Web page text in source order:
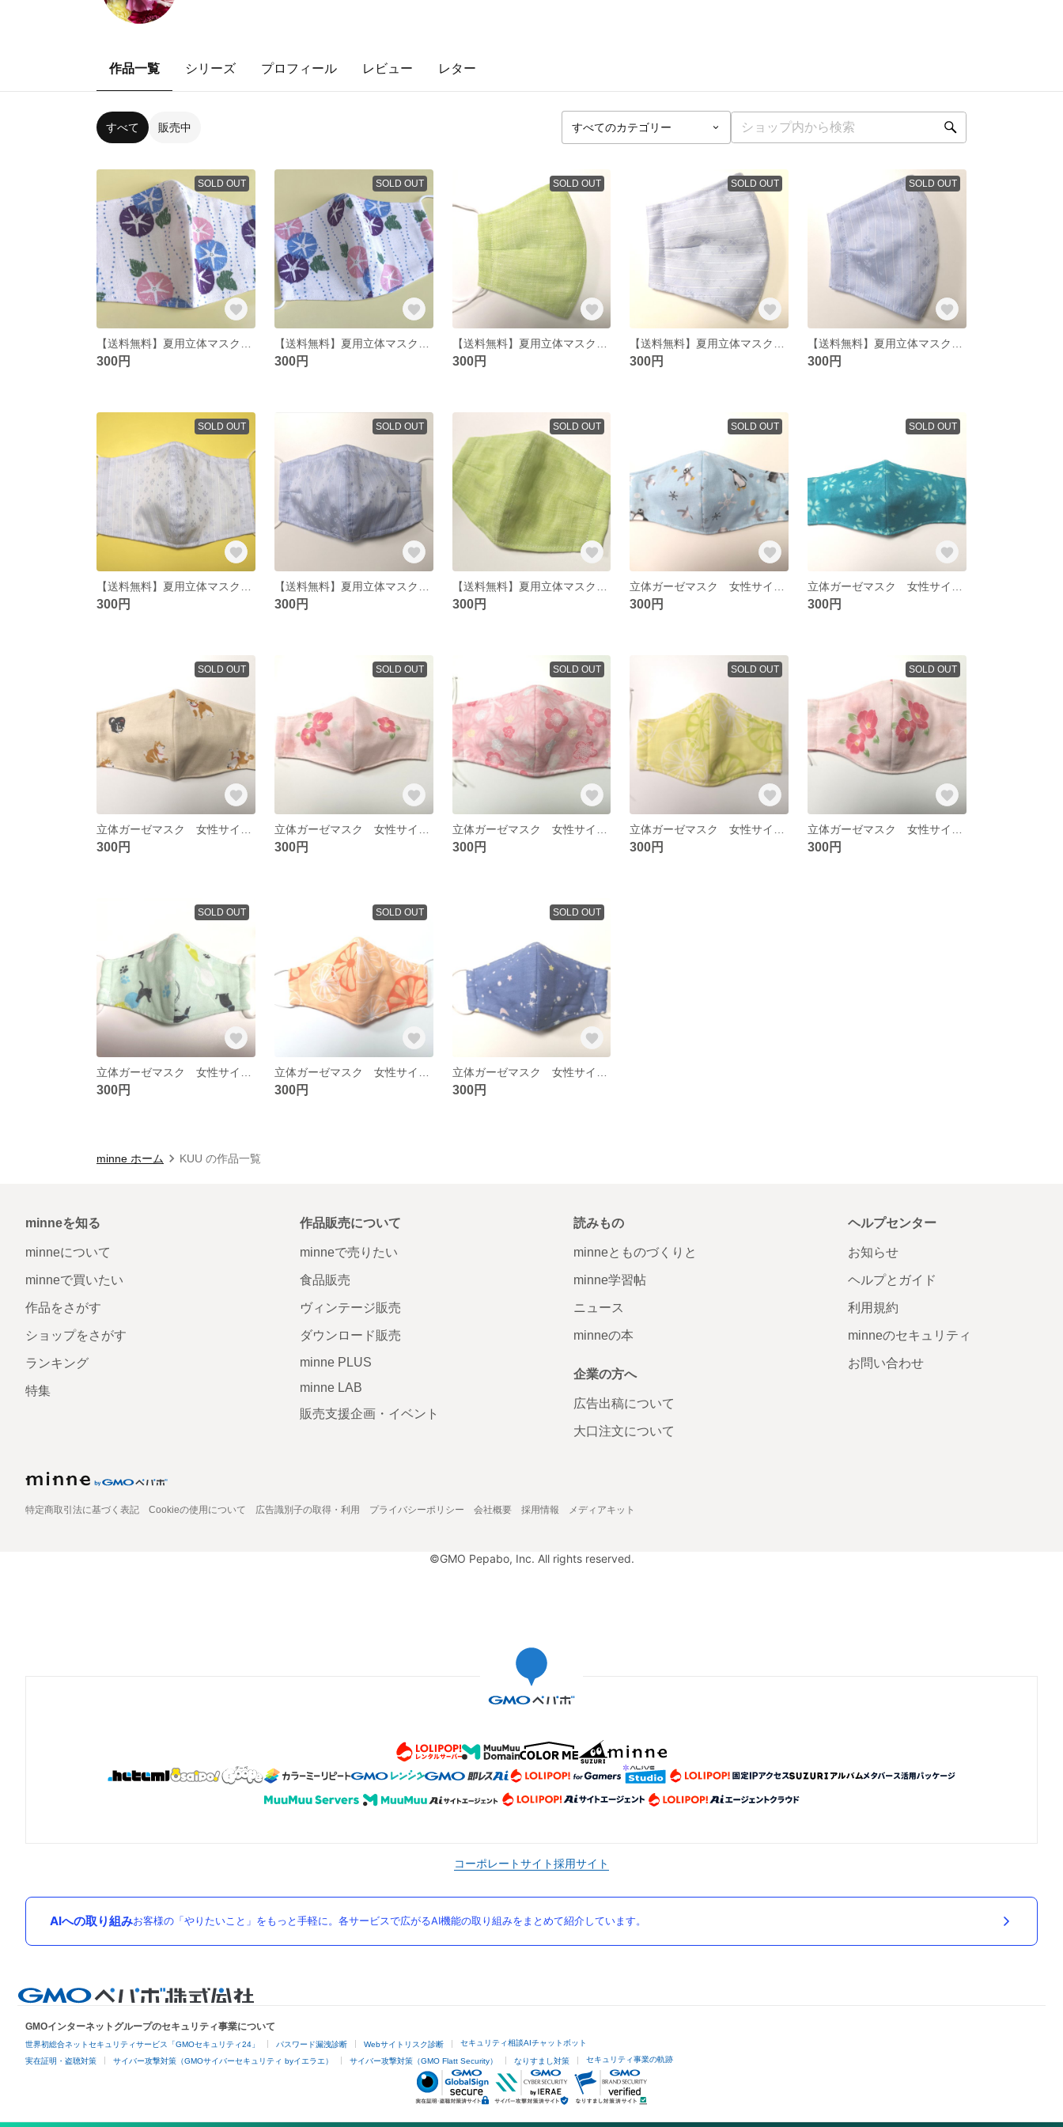
作品一覧 シリーズ プロフィール レビュー レター
すべて 販売中
SOLD OUT
300円
SOLD OUT
300円
SOLD OUT
300円
SOLD OUT
300円
SOLD OUT
300円
SOLD OUT
300円
SOLD OUT
300円
SOLD OUT
300円
SOLD OUT
300円
SOLD OUT
300円
SOLD OUT
300円
SOLD OUT
300円
SOLD OUT
300円
SOLD OUT
300円
SOLD OUT
300円
SOLD OUT
300円
SOLD OUT
300円
SOLD OUT
300円
minne ホーム KUU の作品一覧
minneを知る
minneについて
minneで買いたい
作品をさがす
ショップをさがす
ランキング
特集
作品販売について
minneで売りたい
食品販売
ヴィンテージ販売
ダウンロード販売
minne PLUS
minne LAB
販売支援企画・イベント
読みもの
minneとものづくりと
minne学習帖
ニュース
minneの本
企業の方へ
広告出稿について
大口注文について
ヘルプセンター
お知らせ
ヘルプとガイド
利用規約
minneのセキュリティ
お問い合わせ
特定商取引法に基づく表記 Cookieの使用について 広告識別子の取得・利用 プライバシーポリシー 会社概要 採用情報 メディアキット
©GMO Pepabo, Inc. All rights reserved.
コーポレートサイト採用サイト
AIへの取り組みお客様の「やりたいこと」をもっと手軽に。各サービスで広がるAI機能の取り組みをまとめて紹介しています。
GMOインターネットグループのセキュリティ事業について
世界初総合ネットセキュリティサービス「GMOセキュリティ24」 パスワード漏洩診断 Webサイトリスク診断 セキュリティ相談AIチャットボット
実在証明・盗聴対策 サイバー攻撃対策（GMOサイバーセキュリティ byイエラエ） サイバー攻撃対策（GMO Flatt Security） なりすまし対策 セキュリティ事業の軌跡